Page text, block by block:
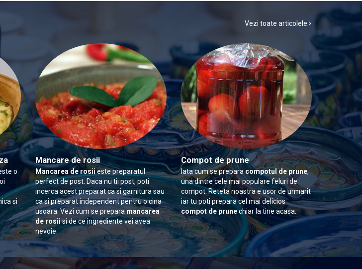
Vezi toate articolele
o
si
Mancare de rosii
Mancarea de rosiieste preparatul
perfect de post. Daca nu tii post, poti
incerca acest preparat ca si garnitura sau
ca si preparat independent pentru o cina
usoara. Vezi cum se prepara mancarea
de rosiisi de ce ingrediente vei avea
nevoie.
Compot de prune
Iata cum se preparacompotul de prune,
una dintre cele mai populare feluri de
compot. Reteta noastra e usor de urmarit
iar tu poti prepara cel mai delicios
compot de prunechiar la tine acasa.